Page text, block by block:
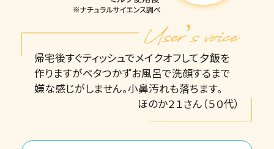
帰宅後すぐティッシュでメイクオフして夕飯を
作りますがベタつかずお風呂で洗顔するまで
嫌な感じがしません。小鼻汚れも落ちます。
ほのか２１さん（５０代）